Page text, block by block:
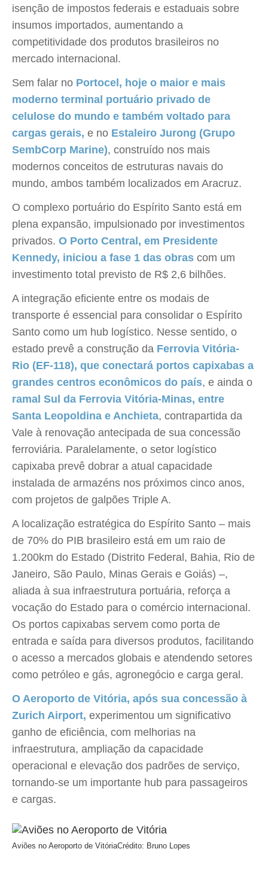
isenção de impostos federais e estaduais sobre
insumos importados, aumentando a
competitividade dos produtos brasileiros no
mercado internacional.
Sem falar no Portocel, hoje o maior e mais
moderno terminal portuário privado de
celulose do mundo e também voltado para
cargas gerais, e no Estaleiro Jurong (Grupo
SembCorp Marine), construído nos mais
modernos conceitos de estruturas navais do
mundo, ambos também localizados em Aracruz.
O complexo portuário do Espírito Santo está em
plena expansão, impulsionado por investimentos
privados. O Porto Central, em Presidente
Kennedy, iniciou a fase 1 das obras com um
investimento total previsto de R$ 2,6 bilhões.
A integração eficiente entre os modais de
transporte é essencial para consolidar o Espírito
Santo como um hub logístico. Nesse sentido, o
estado prevê a construção da Ferrovia Vitória-
Rio (EF-118), que conectará portos capixabas a
grandes centros econômicos do país, e ainda o
ramal Sul da Ferrovia Vitória-Minas, entre
Santa Leopoldina e Anchieta, contrapartida da
Vale à renovação antecipada de sua concessão
ferroviária. Paralelamente, o setor logístico
capixaba prevê dobrar a atual capacidade
instalada de armazéns nos próximos cinco anos,
com projetos de galpões Triple A.
A localização estratégica do Espírito Santo – mais
de 70% do PIB brasileiro está em um raio de
1.200km do Estado (Distrito Federal, Bahia, Rio de
Janeiro, São Paulo, Minas Gerais e Goiás) –,
aliada à sua infraestrutura portuária, reforça a
vocação do Estado para o comércio internacional.
Os portos capixabas servem como porta de
entrada e saída para diversos produtos, facilitando
o acesso a mercados globais e atendendo setores
como petróleo e gás, agronegócio e carga geral.
O Aeroporto de Vitória, após sua concessão à
Zurich Airport, experimentou um significativo
ganho de eficiência, com melhorias na
infraestrutura, ampliação da capacidade
operacional e elevação dos padrões de serviço,
tornando-se um importante hub para passageiros
e cargas.
Aviões no Aeroporto de VitóriaCrédito: Bruno Lopes